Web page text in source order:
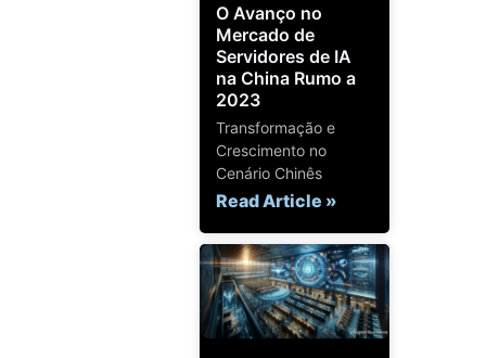
O Avanço no
Mercado de
Servidores de IA
na China Rumo a
2023
Transformação e
Crescimento no
Cenário Chinês
Read Article »